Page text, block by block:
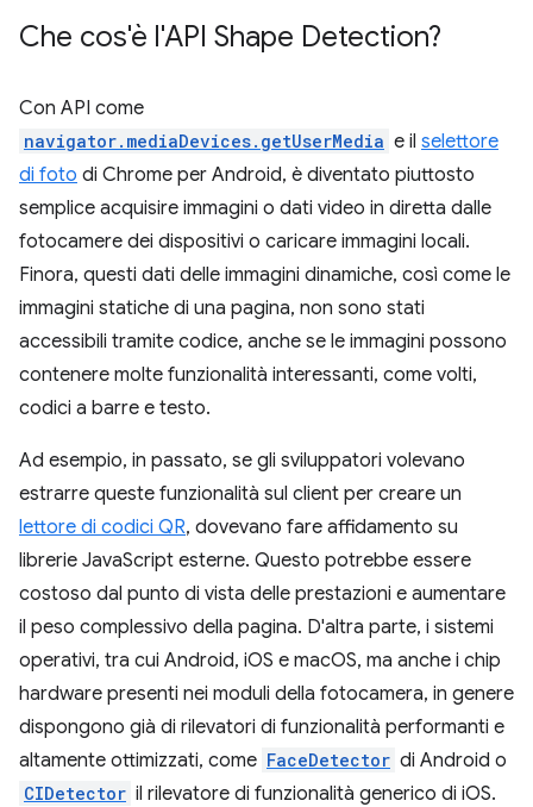
Che cos'è l'API Shape Detection?
Con API come
navigator.mediaDevices.getUserMedia e il selettore
di foto di Chrome per Android, è diventato piuttosto
semplice acquisire immagini o dati video in diretta dalle
fotocamere dei dispositivi o caricare immagini locali.
Finora, questi dati delle immagini dinamiche, così come le
immagini statiche di una pagina, non sono stati
accessibili tramite codice, anche se le immagini possono
contenere molte funzionalità interessanti, come volti,
codici a barre e testo.
Ad esempio, in passato, se gli sviluppatori volevano
estrarre queste funzionalità sul client per creare un
lettore di codici QR, dovevano fare affidamento su
librerie JavaScript esterne. Questo potrebbe essere
costoso dal punto di vista delle prestazioni e aumentare
il peso complessivo della pagina. D'altra parte, i sistemi
operativi, tra cui Android, iOS e macOS, ma anche i chip
hardware presenti nei moduli della fotocamera, in genere
dispongono già di rilevatori di funzionalità performanti e
altamente ottimizzati, come FaceDetector di Android o
CIDetector il rilevatore di funzionalità generico di iOS.